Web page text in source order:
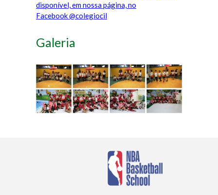
disponível, em nossa página, no
Facebook @colegiocil
Galeria